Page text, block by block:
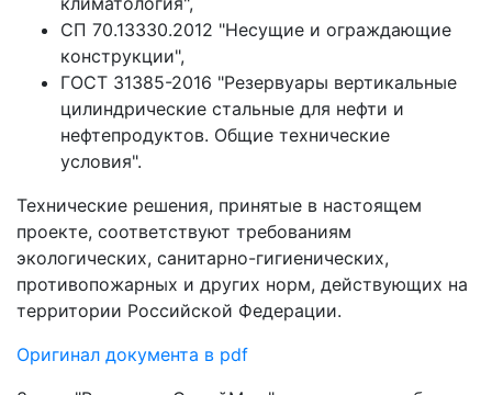
СП 70.13330.2012 "Несущие и ограждающие
конструкции",
ГОСТ 31385-2016 "Резервуары вертикальные
цилиндрические стальные для нефти и
нефтепродуктов. Общие технические
условия".
Технические решения, принятые в настоящем
проекте, соответствуют требованиям
экологических, санитарно-гигиенических,
противопожарных и других норм, действующих на
территории Российской Федерации.
Оригинал документа в pdf